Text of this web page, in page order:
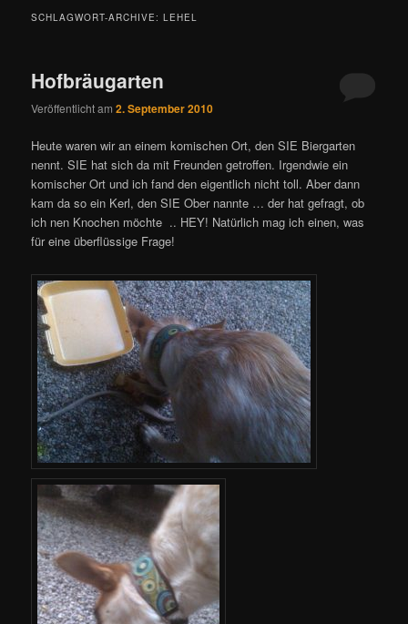
SCHLAGWORT-ARCHIVE:LEHEL
Hofbräugarten
Veröffentlicht am2. September 2010
Heute waren wir an einem komischen Ort, den SIE Biergarten
nennt. SIE hat sich da mit Freunden getroffen. Irgendwie ein
komischer Ort und ich fand den eigentlich nicht toll. Aber dann
kam da so ein Kerl, den SIE Ober nannte … der hat gefragt, ob
ich nen Knochen möchte .. HEY! Natürlich mag ich einen, was
für eine überflüssige Frage!